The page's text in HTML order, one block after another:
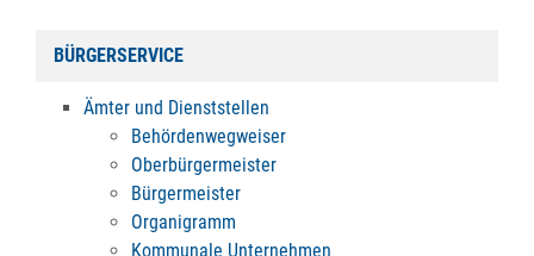
BÜRGERSERVICE
Ämter und Dienststellen
Behördenwegweiser
Oberbürgermeister
Bürgermeister
Organigramm
Kommunale Unternehmen